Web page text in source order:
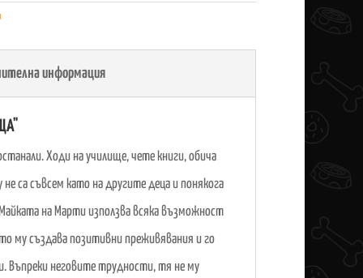
информация
Ходи на училище, чете книги, обича
са съвсем като на другите деца и понякога
на Марти използва всяка възможност
му създава позитивни преживявания и го
Въпреки неговите трудности, тя не му